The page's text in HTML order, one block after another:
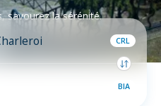
savourez la sérénité.
CRL
BIA